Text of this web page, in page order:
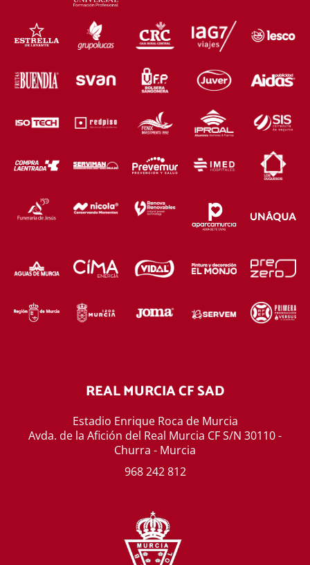
REAL MURCIA CF SAD
Estadio Enrique Roca de Murcia
Avda. de la Afición del Real Murcia CF S/N 30110 -
Churra - Murcia
968 242 812